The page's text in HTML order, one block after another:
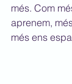
més. Com
aprenem,
més ens